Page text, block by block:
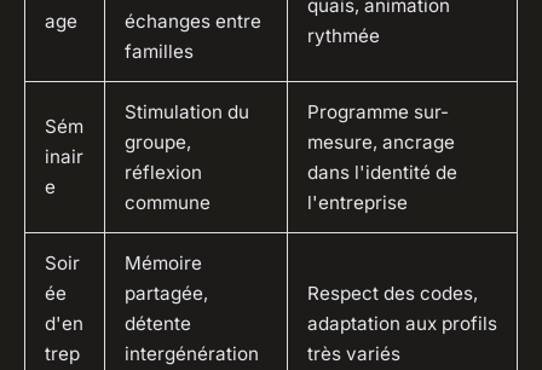
age
échanges entre
familles
quais, animation
rythmée
Sém
inair
e
Stimulation du
groupe,
réflexion
commune
Programme sur-
mesure, ancrage
dans l'identité de
l'entreprise
Soir
ée
d'en
trep
Mémoire
partagée,
détente
intergénération
Respect des codes,
adaptation aux profils
très variés